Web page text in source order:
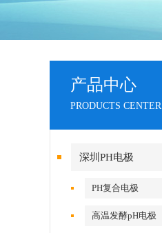
产品中心
PRODUCTS CENTER
深圳PH电极
PH复合电极
高温发酵pH电极